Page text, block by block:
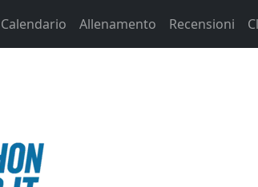
Calendario Allenamento Recensioni